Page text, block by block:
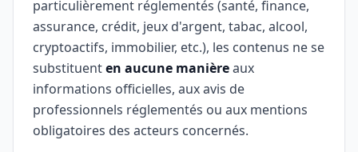
particulièrement réglementés (santé, finance,
assurance, crédit, jeux d'argent, tabac, alcool,
cryptoactifs, immobilier, etc.), les contenus ne se
substituenten aucune manièreaux
informations officielles, aux avis de
professionnels réglementés ou aux mentions
obligatoires des acteurs concernés.